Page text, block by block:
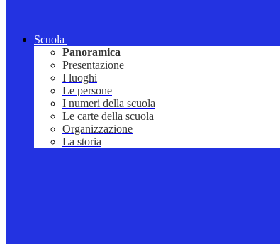
Scuola
Panoramica
Presentazione
I luoghi
Le persone
I numeri della scuola
Le carte della scuola
Organizzazione
La storia